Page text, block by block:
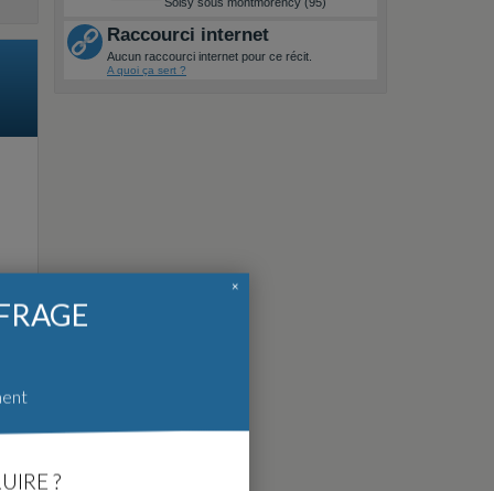
Raccourci internet
Aucun raccourci internet pour ce récit.
A quoi ça sert ?
?
×